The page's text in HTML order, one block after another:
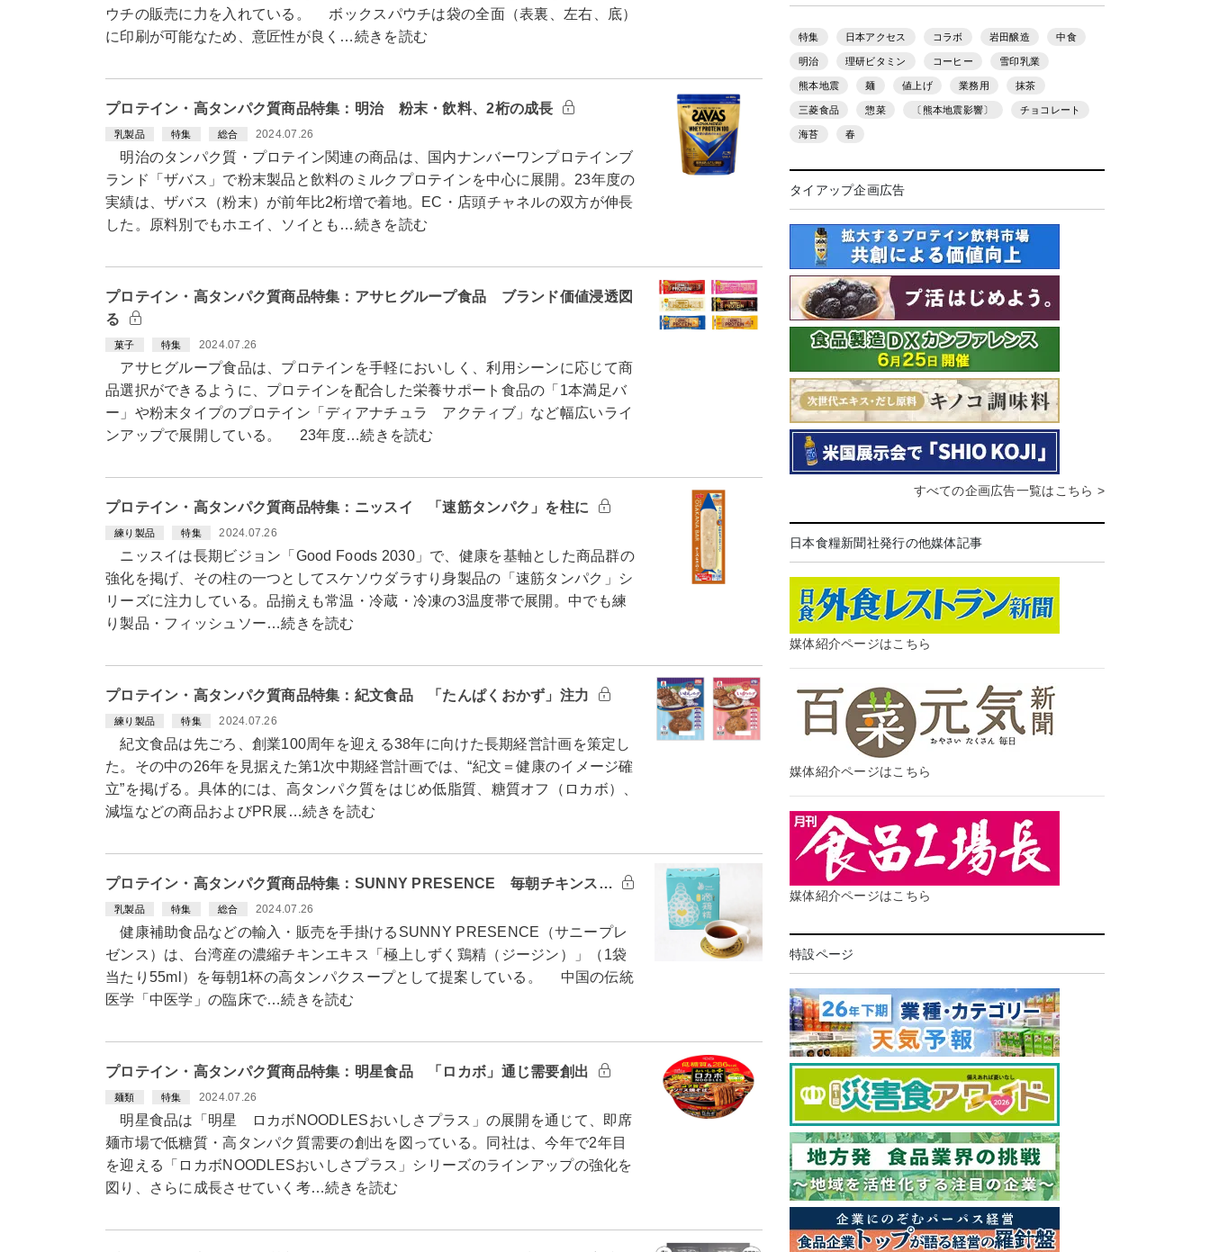
ウチの販売に力を入れている。 ボックスパウチは袋の全面（表裏、左右、底）
に印刷が可能なため、意匠性が良く…続きを読む
プロテイン・高タンパク質商品特集：明治 粉末・飲料、2桁の成長
乳製品 特集 総合 2024.07.26
明治のタンパク質・プロテイン関連の商品は、国内ナンバーワンプロテインブ
ランド「ザバス」で粉末製品と飲料のミルクプロテインを中心に展開。23年度の
実績は、ザバス（粉末）が前年比2桁増で着地。EC・店頭チャネルの双方が伸長
した。原料別でもホエイ、ソイとも…続きを読む
プロテイン・高タンパク質商品特集：アサヒグループ食品 ブランド価値浸透図
る
菓子 特集 2024.07.26
アサヒグループ食品は、プロテインを手軽においしく、利用シーンに応じて商
品選択ができるように、プロテインを配合した栄養サポート食品の「1本満足バ
ー」や粉末タイプのプロテイン「ディアナチュラ アクティブ」など幅広いライ
ンアップで展開している。 23年度…続きを読む
プロテイン・高タンパク質商品特集：ニッスイ 「速筋タンパク」を柱に
練り製品 特集 2024.07.26
ニッスイは長期ビジョン「Good Foods 2030」で、健康を基軸とした商品群の
強化を掲げ、その柱の一つとしてスケソウダラすり身製品の「速筋タンパク」シ
リーズに注力している。品揃えも常温・冷蔵・冷凍の3温度帯で展開。中でも練
り製品・フィッシュソー…続きを読む
プロテイン・高タンパク質商品特集：紀文食品 「たんぱくおかず」注力
練り製品 特集 2024.07.26
紀文食品は先ごろ、創業100周年を迎える38年に向けた長期経営計画を策定し
た。その中の26年を見据えた第1次中期経営計画では、“紀文＝健康のイメージ確
立”を掲げる。具体的には、高タンパク質をはじめ低脂質、糖質オフ（ロカボ）、
減塩などの商品およびPR展…続きを読む
プロテイン・高タンパク質商品特集：SUNNY PRESENCE 毎朝チキンス…
乳製品 特集 総合 2024.07.26
健康補助食品などの輸入・販売を手掛けるSUNNY PRESENCE（サニープレ
ゼンス）は、台湾産の濃縮チキンエキス「極上しずく鶏精（ジージン）」（1袋
当たり55ml）を毎朝1杯の高タンパクスープとして提案している。 中国の伝統
医学「中医学」の臨床で…続きを読む
プロテイン・高タンパク質商品特集：明星食品 「ロカボ」通じ需要創出
麺類 特集 2024.07.26
明星食品は「明星 ロカボNOODLESおいしさプラス」の展開を通じて、即席
麺市場で低糖質・高タンパク質需要の創出を図っている。同社は、今年で2年目
を迎える「ロカボNOODLESおいしさプラス」シリーズのラインアップの強化を
図り、さらに成長させていく考…続きを読む
特集 日本アクセス コラボ 岩田醸造 中食
明治 理研ビタミン コーヒー 雪印乳業
熊本地震 麺 値上げ 業務用 抹茶
三菱食品 惣菜 〔熊本地震影響〕 チョコレート
海苔 春
タイアップ企画広告
すべての企画広告一覧はこちら >
日本食糧新聞社発行の他媒体記事
媒体紹介ページはこちら
媒体紹介ページはこちら
媒体紹介ページはこちら
特設ページ